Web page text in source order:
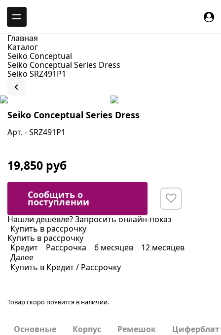
Главная
Каталог
Seiko Conceptual
Seiko Conceptual Series Dress
Seiko SRZ491P1
Seiko Conceptual Series Dress
Арт. - SRZ491P1
19,850 руб
Сообщить о
поступлении
Нашли дешевле?Запросить онлайн-показ
Купить в рассрочку
Купить в рассрочку
Кредит
Рассрочка 6 месяцев
12 месяцев
Далее
Купить в Кредит / Рассрочку
Товар скоро появится в наличии.
Основные Корпус Ремешок Циферблат